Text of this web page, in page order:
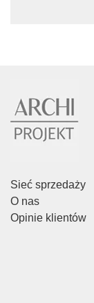
Sieć sprzedaży
O nas
Opinie klientów